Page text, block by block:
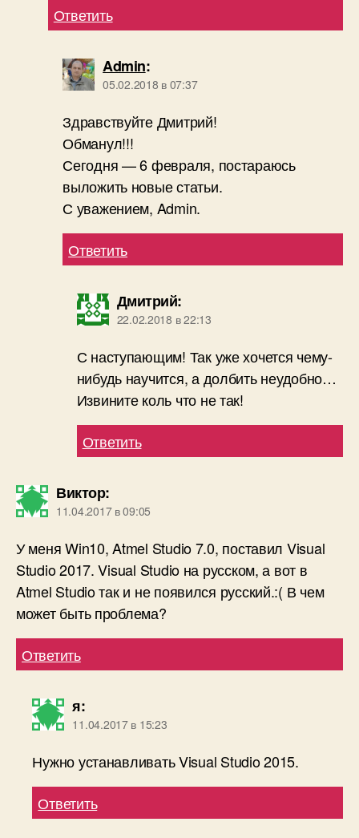
Ответить
Admin:
05.02.2018 в 07:37
Здравствуйте Дмитрий!
Обманул!!!
Сегодня — 6 февраля, постараюсь
выложить новые статьи.
С уважением, Admin.
Ответить
Дмитрий:
22.02.2018 в 22:13
С наступающим! Так уже хочется чему-
нибудь научится, а долбить неудобно…
Извините коль что не так!
Ответить
Виктор:
11.04.2017 в 09:05
У меня Win10, Atmel Studio 7.0, поставил Visual
Studio 2017. Visual Studio на русском, а вот в
Atmel Studio так и не появился русский.:( В чем
может быть проблема?
Ответить
я:
11.04.2017 в 15:23
Нужно устанавливать Visual Studio 2015.
Ответить